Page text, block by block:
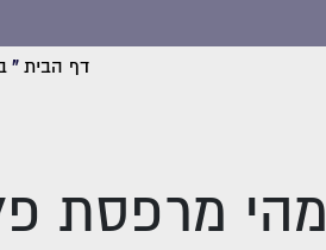
דף הבית »
מהי מרפסת